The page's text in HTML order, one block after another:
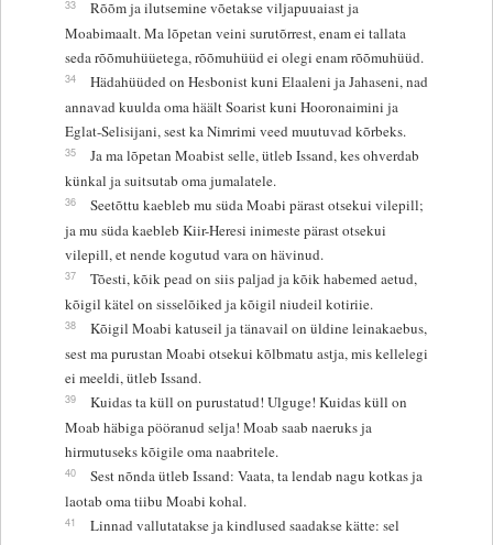
33
Rõõm ja ilutsemine võetakse viljapuuaiast ja
Moabimaalt. Ma lõpetan veini surutõrrest, enam ei tallata
seda rõõmuhüüetega, rõõmuhüüd ei olegi enam rõõmuhüüd.
34
Hädahüüded on Hesbonist kuni Elaaleni ja Jahaseni, nad
annavad kuulda oma häält Soarist kuni Hooronaimini ja
Eglat-Selisijani, sest ka Nimrimi veed muutuvad kõrbeks.
35
Ja ma lõpetan Moabist selle, ütleb Issand, kes ohverdab
künkal ja suitsutab oma jumalatele.
36
Seetõttu kaebleb mu süda Moabi pärast otsekui vilepill;
ja mu süda kaebleb Kiir-Heresi inimeste pärast otsekui
vilepill, et nende kogutud vara on hävinud.
37
Tõesti, kõik pead on siis paljad ja kõik habemed aetud,
kõigil kätel on sisselõiked ja kõigil niudeil kotiriie.
38
Kõigil Moabi katuseil ja tänavail on üldine leinakaebus,
sest ma purustan Moabi otsekui kõlbmatu astja, mis kellelegi
ei meeldi, ütleb Issand.
39
Kuidas ta küll on purustatud! Ulguge! Kuidas küll on
Moab häbiga pööranud selja! Moab saab naeruks ja
hirmutuseks kõigile oma naabritele.
40
Sest nõnda ütleb Issand: Vaata, ta lendab nagu kotkas ja
laotab oma tiibu Moabi kohal.
41
Linnad vallutatakse ja kindlused saadakse kätte: sel